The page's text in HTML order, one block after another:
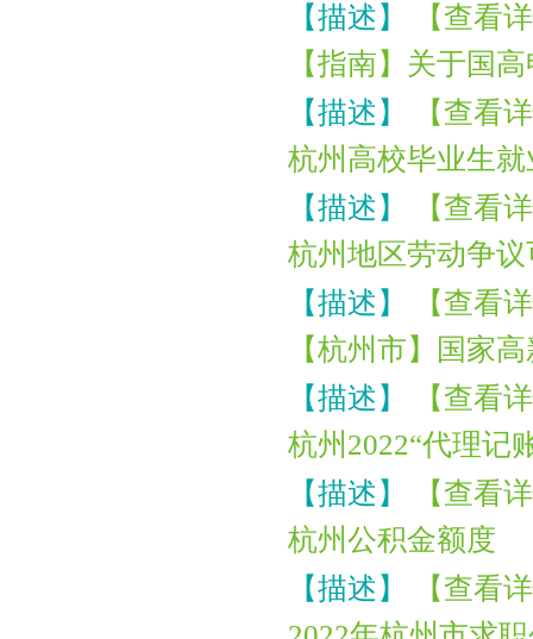
【描述】
【查看
【指南】关于国
【描述】
【查看
杭州高校毕业生
【描述】
【查看
杭州地区劳动争
【描述】
【查看
【杭州市】国家
【描述】
【查看
杭州2022“代理记
【描述】
【查看
杭州公积金额度
【描述】
【查看